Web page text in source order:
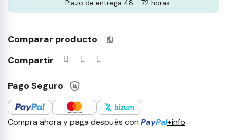
Plazo de entrega 48 - 72 horas
Comparar producto Productos incluidos en tu lista
Compartir
Pago Seguro
Compra ahora y paga después con PayPal+info